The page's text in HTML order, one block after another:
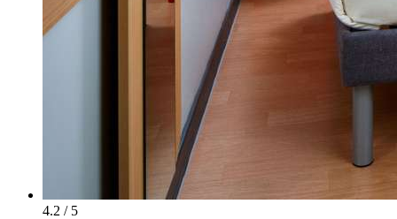
4.2 / 5